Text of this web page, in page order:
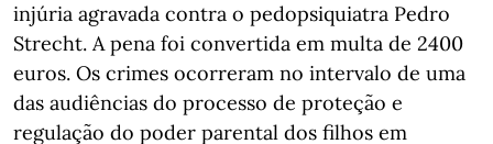
injúria agravada contra o pedopsiquiatra Pedro
Strecht. A pena foi convertida em multa de 2400
euros. Os crimes ocorreram no intervalo de uma
das audiências do processo de proteção e
regulação do poder parental dos filhos em